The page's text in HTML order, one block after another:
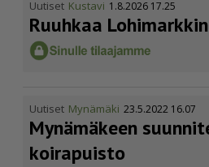
Uutiset Kustavi 1.8.2026 17.25
Ruuhkaa
Uutiset Mynämäki 23.5.2022 16.07
Mynämäkeen
koirapuisto